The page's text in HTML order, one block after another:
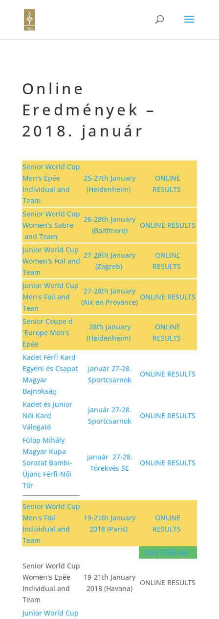
Online
Eredmények –
2018. január
Senior World Cup
Men's Epée
Individual and
Team
25-27th January
(Heidenheim)
ONLINE
RESULTS
Senior World Cup
Women's Sabre
and Team
26-28th January
(Baltimore)
ONLINE RESULTS
Junior World Cup
Women's Foil and
Team
27-28th January
(Zagreb)
ONLINE
RESULTS
Junior World Cup
Men's Foil and
Tean
27-28th January
(Aix en Provance)
ONLINE RESULTS
Senior Coupe d
´Europe Men's
Epée
28th January
(Heidenheim)
ONLINE
RESULTS
Kadet Férfi Kard
Egyéni és Csapat
Magyar
Bajnokság
január 27-28.
Sportcsarnok
ONLINE RESULTS
Kadet és Junior
Női Kard
Válogató
január 27-28.
Sportcsarnok
ONLINE RESULTS
Fülöp Mihály
Magyar Kupa
Sorozat Bambi-
Újonc Férfi-Női
Tőr
január 27-28.
Törekvés SE
ONLINE RESULTS
Senior World Cup
Men's Foil
Individual and
Team
19-21th January
2018 (Paris)
ONLINE
RESULTS
LIVE STREAM
Senior World Cup
Women's Epée
Individual and
Team
19-21th January
2018 (Havana)
ONLINE RESULTS
Junior World Cup